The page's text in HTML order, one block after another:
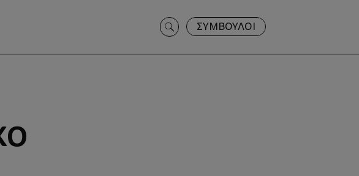
Search
for:
ΣΥΜΒΟΥΛΟΙ